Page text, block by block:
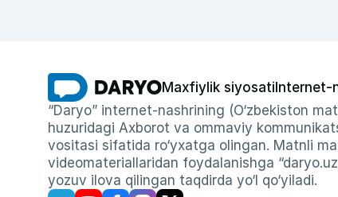
Maxfiylik siyosati Internet-
“Daryo” internet-nashrining (O‘zbekiston
huzuridagi Axborot va ommaviy
vositasi sifatida ro‘yxatga olingan. Matnli
videomateriallaridan foydalanishga
yozuv ilova qilingan taqdirda yo‘l qo‘yiladi.